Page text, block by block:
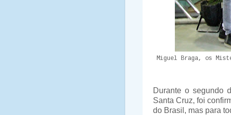
Miguel Braga, os
Durante o segundo
Santa Cruz, foi
do Brasil, mas para